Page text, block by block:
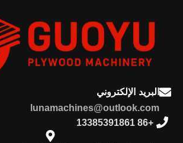
البريد الإلكتروني
lunamachines@outlook.com
+86 13385391861